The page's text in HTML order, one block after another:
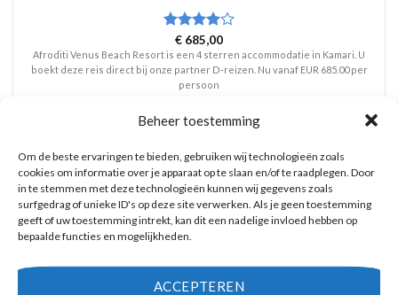
Beheer toestemming
Om de beste ervaringen te bieden, gebruiken wij technologieën zoals
cookies om informatie over je apparaat op te slaan en/of te raadplegen. Door
in te stemmen met deze technologieën kunnen wij gegevens zoals
surfgedrag of unieke ID's op deze site verwerken. Als je geen toestemming
geeft of uw toestemming intrekt, kan dit een nadelige invloed hebben op
bepaalde functies en mogelijkheden.
ACCEPTEREN
Waardering
4uit 5
€ 685,00
Afroditi Venus Beach Resort is een 4 sterren accommodatie in Kamari. U
boekt deze reis direct bij onze partner D-reizen. Nu vanaf EUR 685.00 per
persoon
PRIJZEN EN BOEKEN